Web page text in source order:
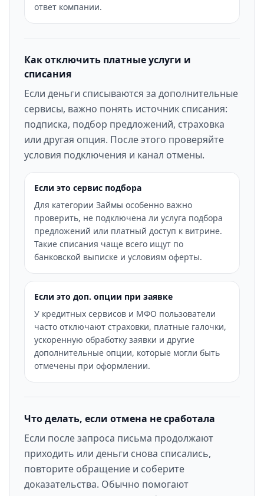
ответ компании.
Как отключить платные услуги и
списания
Если деньги списываются за дополнительные
сервисы, важно понять источник списания:
подписка, подбор предложений, страховка
или другая опция. После этого проверяйте
условия подключения и канал отмены.
Если это сервис подбора
Для категории Займы особенно важно
проверить, не подключена ли услуга подбора
предложений или платный доступ к витрине.
Такие списания чаще всего ищут по
банковской выписке и условиям оферты.
Если это доп. опции при заявке
У кредитных сервисов и МФО пользователи
часто отключают страховки, платные галочки,
ускоренную обработку заявки и другие
дополнительные опции, которые могли быть
отмечены при оформлении.
Что делать, если отмена не сработала
Если после запроса письма продолжают
приходить или деньги снова списались,
повторите обращение и соберите
доказательства. Обычно помогают